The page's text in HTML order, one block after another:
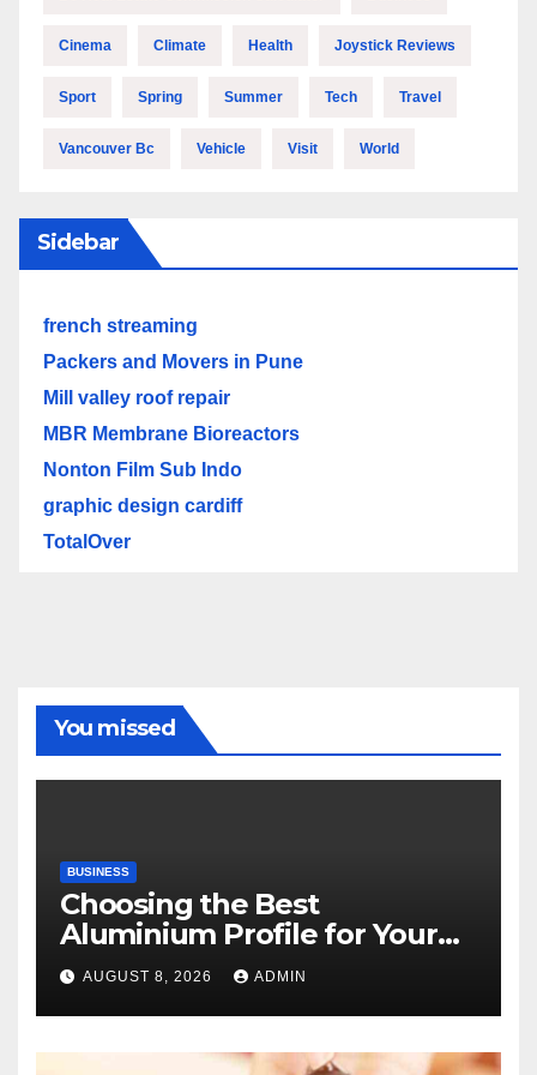
Cinema Climate Health Joystick Reviews
Sport Spring Summer Tech Travel
Vancouver Bc Vehicle Visit World
Sidebar
french streaming
Packers and Movers in Pune
Mill valley roof repair
MBR Membrane Bioreactors
Nonton Film Sub Indo
graphic design cardiff
TotalOver
You missed
BUSINESS
Choosing the Best
Aluminium Profile for Your
Project Needs
AUGUST 8, 2026 ADMIN